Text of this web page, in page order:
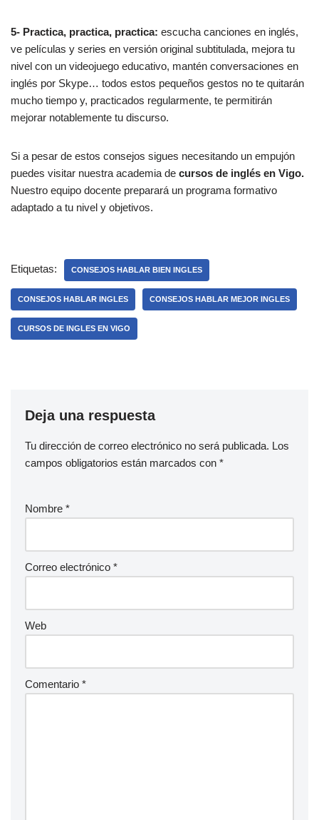
5- Practica, practica, practica: escucha canciones en inglés,
ve películas y series en versión original subtitulada, mejora tu
nivel con un videojuego educativo, mantén conversaciones en
inglés por Skype… todos estos pequeños gestos no te quitarán
mucho tiempo y, practicados regularmente, te permitirán
mejorar notablemente tu discurso.
Si a pesar de estos consejos sigues necesitando un empujón
puedes visitar nuestra academia de cursos de inglés en Vigo.
Nuestro equipo docente preparará un programa formativo
adaptado a tu nivel y objetivos.
Etiquetas: CONSEJOS HABLAR BIEN INGLES
CONSEJOS HABLAR INGLES CONSEJOS HABLAR MEJOR INGLES
CURSOS DE INGLES EN VIGO
Deja una respuesta
Tu dirección de correo electrónico no será publicada. Los
campos obligatorios están marcados con *
Nombre *
Correo electrónico *
Web
Comentario *